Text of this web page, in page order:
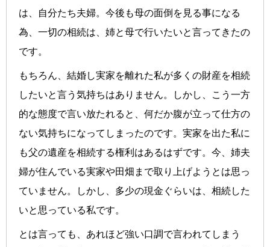
は、自分たち夫婦。今後も母の面倒を見る事になる
為、一切の相続は、姉と母で行いたいと言ってきたの
です。
もちろん、結婚し実家を離れた私が多くの財産を相続
したいと言う気持ちはありません。しかし、こう一方
的な態度で言い放たれると、何だか腹が立って仕方の
ない気持ちになってしまったのです。実家を出た私に
も父の遺産を相続する権利はあるはずです。今、姉夫
婦が住んでいる実家や田畑まで取り上げようとは思っ
ていません。しかし、多少の現金ぐらいは、相続した
いと思っている私です。
とは言っても、あれほど強い口調で言われてしまう